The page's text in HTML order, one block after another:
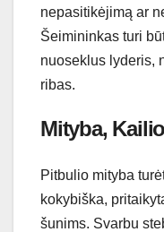
nepasitikėjimą ar
Šeimininkas turi
nuoseklus lyderis,
ribas.
Mityba,
Pitbulio mityba
kokybiška,
šunims. Svarbu